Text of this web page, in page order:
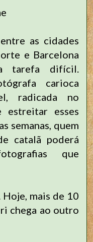
as cidades
e Barcelona
tarefa difícil.
carioca
radicada no
estreitar esses
semanas, quem
catalã poderá
que
mais de 10
chega ao outro